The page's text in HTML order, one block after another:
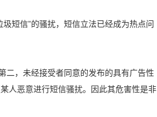
短信”的骚扰，短信立法已经成为热点问
二，未经接受者同意的发布的具有广告性
人恶意进行短信骚扰。因此其危害性是非